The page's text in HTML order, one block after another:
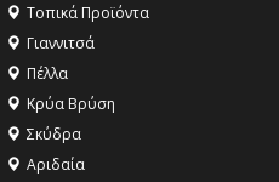
Τοπικά Προϊόντα
Γιαννιτσά
Πέλλα
Κρύα Βρύση
Σκύδρα
Αριδαία